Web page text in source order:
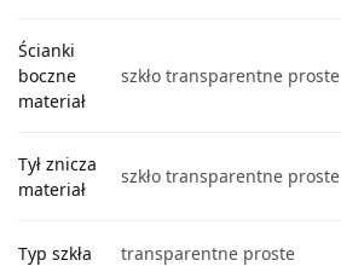
Ścianki
boczne
materiał
szkło transparentne proste
Tył znicza
materiał
szkło transparentne proste
Typ szkła transparentne proste